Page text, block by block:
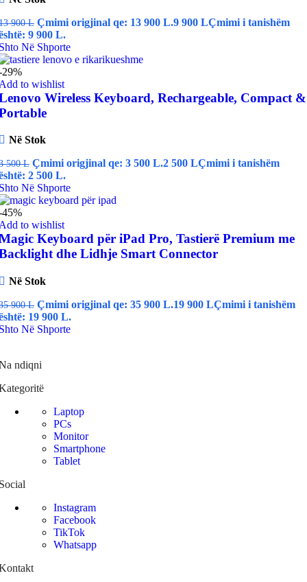
900L Çmimi origjinal qe: 13 900 L.9 900 LÇmimi i tanishëm
9 900 L.
Në Shporte
29%
to wishlist
Wireless Keyboard, Rechargeable, Compact &
Në Stok
500L Çmimi origjinal qe: 3 500 L.2 500 LÇmimi i tanishëm
2 500 L.
Në Shporte
45%
to wishlist
Keyboard për iPad Pro, Tastierë Premium me
dhe Lidhje Smart Connector
Në Stok
900L Çmimi origjinal qe: 35 900 L.19 900 LÇmimi i tanishëm
19 900 L.
Në Shporte
ndiqni
Laptop
PCs
Monitor
Smartphone
Tablet
Instagram
Facebook
TikTok
Whatsapp